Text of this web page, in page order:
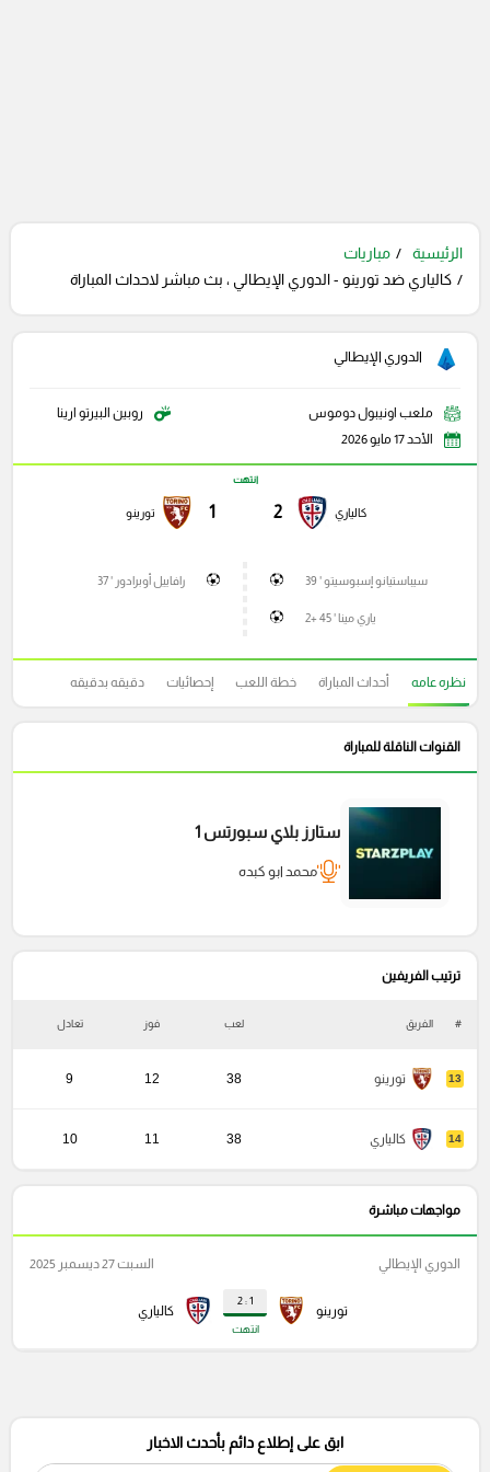
الرئيسية
مباريات
كالياري ضد تورينو - الدوري الإيطالي ، بث مباشر لاحداث المباراة
الدوري الإيطالي
ملعب اونيبول دوموس
روبين البيرتو ارينا
الأحد 17 مايو 2026
كالياري 2
انتهت
1 تورينو
سيباستيانو إسبوسيتو ' 39
ياري مينا ' 45 +2
رافاييل أوبرادور ' 37
نظره عامه أحداث المباراة خطة اللعب إحصائيات دقيقه بدقيقه
القنوات الناقلة للمباراة
ستارز بلاي سبورتس 1
محمد ابو كبده
ترتيب الفريفين
# الفريق لعب فوز تعادل
13 تورينو 38
12
9
14 كالياري 38
11
10
مواجهات مباشرة
تورينو
1 : 2
انتهت
كالياري
الدوري الإيطالي السبت 27 ديسمبر 2025
ابق على إطلاع دائم بأحدث الاخبار